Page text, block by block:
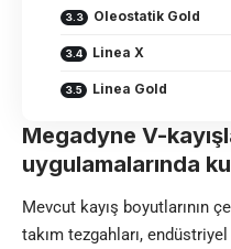
Oleostatik Gold
Linea X
Linea Gold
Megadyne V-
uygulamalarında
Mevcut kayış boyutlarının
takım tezgahları,